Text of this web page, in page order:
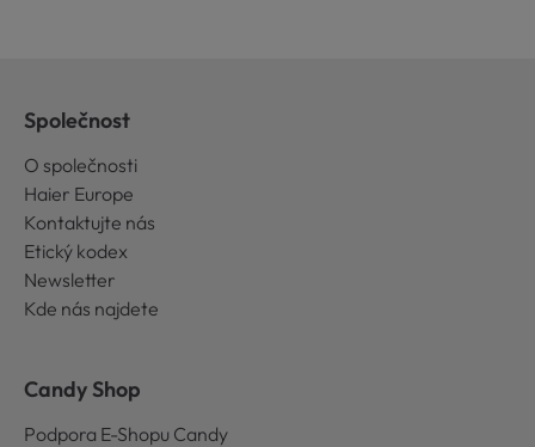
Společnost
O společnosti
Haier Europe
Kontaktujte nás
Etický kodex
Newsletter
Kde nás najdete
Candy Shop
Podpora E-Shopu Candy